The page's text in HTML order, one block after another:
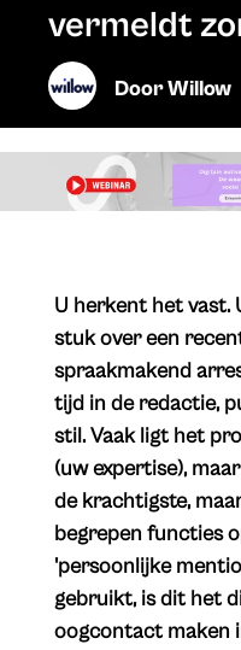
vermeldt
DoorWillow
​U herkent het vast.
stuk over een
spraakmakend
tijd in de redactie,
stil. Vaak ligt het
(uw expertise),
de krachtigste,
begrepen functies
'persoonlijke
gebruikt, is dit het
oogcontact maken